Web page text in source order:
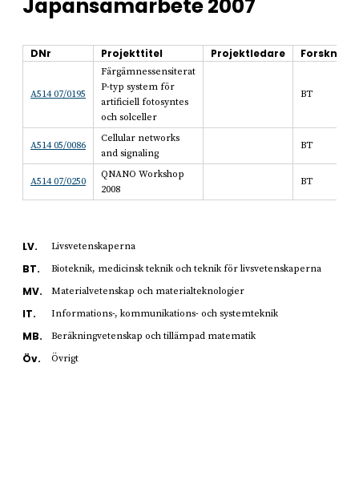
Japansamarbete 2007
DNr Projekttitel Projektledare
A514 07/0195
Färgämnessensiterat
P-typ system för
artificiell fotosyntes
och solceller
BT
A514 05/0086
Cellular networks
and signaling
BT
A514 07/0250
QNANO Workshop
2008
BT
LV. Livsvetenskaperna
BT. Bioteknik, medicinsk teknik och teknik för livsvetenskaperna
MV. Materialvetenskap och materialteknologier
IT. Informations-, kommunikations- och systemteknik
MB. Beräkningvetenskap och tillämpad matematik
Öv. Övrigt